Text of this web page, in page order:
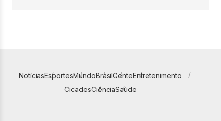
NotíciasEsportesMundoBrasilGenteEntretenimento
CidadesCiênciaSaúde